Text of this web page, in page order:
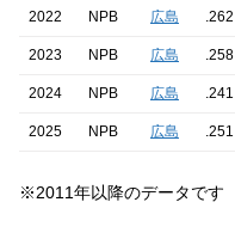
2022 NPB 広島 .262
2023 NPB 広島 .258
2024 NPB 広島 .241
2025 NPB 広島 .251
※2011年以降のデータです